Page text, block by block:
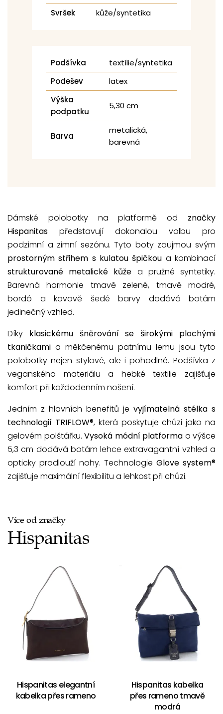
Svršek
kůže/syntetika
Podšívka
textílie/syntetika
Podešev
latex
Výška
podpatku
5,30 cm
Barva
metalická,
barevná
Dámské polobotky na platformě od značky
Hispanitas představují dokonalou volbu pro
podzimní a zimní sezónu. Tyto boty zaujmou svým
prostorným střihem s kulatou špičkou a kombinací
strukturované metalické kůže a pružné syntetiky.
Barevná harmonie tmavě zelené, tmavě modré,
bordó a kovově šedé barvy dodává botám
jedinečný vzhled.
Díky klasickému šněrování se širokými plochými
tkaničkami a měkčenému patnímu lemu jsou tyto
polobotky nejen stylové, ale i pohodlné. Podšívka z
veganského materiálu a hebké textilie zajišťuje
komfort při každodenním nošení.
Jedním z hlavních benefitů je vyjímatelná stélka s
technologií TRIFLOW®, která poskytuje chůzi jako na
gelovém polštářku. Vysoká módní platforma o výšce
5,3 cm dodává botám lehce extravagantní vzhled a
opticky prodlouží nohy. Technologie Glove system®
zajišťuje maximální flexibilitu a lehkost při chůzi.
Více od značky
Hispanitas
Hispanitas elegantní
kabelka přes rameno
Hispanitas kabelka
přes rameno tmavě
modrá